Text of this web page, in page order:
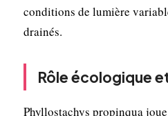
conditions de lumière
drainés.
Rôle écologique
Phyllostachys propinqua